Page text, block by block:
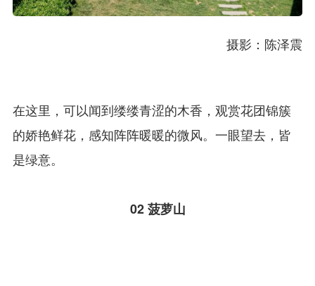
摄影：陈泽震
在这里，可以闻到缕缕青涩的木香，观赏花团锦簇
的娇艳鲜花，感知阵阵暖暖的微风。一眼望去，皆
是绿意。
02 菠萝山